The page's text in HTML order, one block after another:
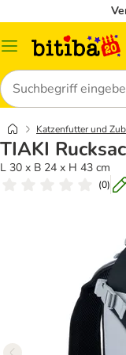
Menü
Suchen
Katzenfutter und
TIAKI
L 30 x B 24 x H 43 cm
(0)